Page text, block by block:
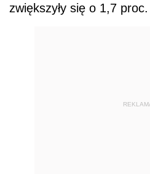
zwiększyły się o 1,7 proc.